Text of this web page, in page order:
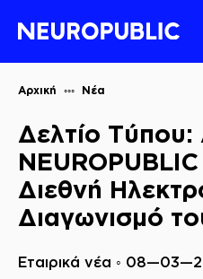
Αρχική Νέα
Δελτίο Τύπου:
Διεθνή
Διαγωνισμό
Εταιρικά νέα ◦